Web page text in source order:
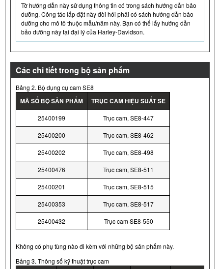
Tờ hướng dẫn này sử dụng thông tin có trong sách hướng dẫn bảo
dưỡng. Công tác lắp đặt này đòi hỏi phải có sách hướng dẫn bảo
dưỡng cho mô tô thuộc mẫu/năm này. Bạn có thể lấy hướng dẫn
bảo dưỡng này tại đại lý của Harley-Davidson.
Các chi tiết trong bộ sản phẩm
Bảng 2. Bộ dụng cụ cam SE8
MÃ SỐ BỘ SẢN PHẨM TRỤC CAM HIỆU SUẤT SE
25400199 Trục cam, SE8-447
25400200 Trục cam, SE8-462
25400202 Trục cam, SE8-498
25400476 Trục cam, SE8-511
25400201 Trục cam, SE8-515
25400353 Trục cam, SE8-517
25400432 Trục cam SE8-550
Không có phụ tùng nào đi kèm với những bộ sản phẩm này.
Bảng 3. Thông số kỹ thuật trục cam